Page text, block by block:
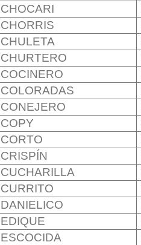
CHOCARI
CHORRIS
CHULETA
CHURTERO
COCINERO
COLORADAS
CONEJERO
COPY
CORTO
CRISPÍN
CUCHARILLA
CURRITO
DANIELICO
EDIQUE
ESCOCIDA